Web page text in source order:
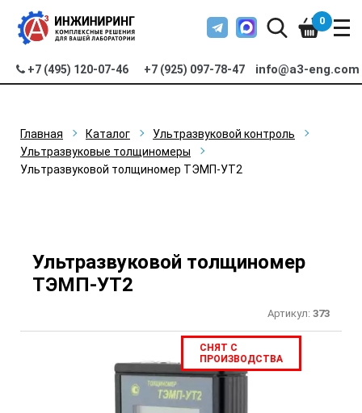
+7 (495) 120-07-46 +7 (925) 097-78-47 info@a3-eng.com
0
Главная Каталог
Ультразвуковой контроль
Ультразвуковые толщиномеры
Ультразвуковой толщиномер ТЭМП-УТ2
Ультразвуковой толщиномер
ТЭМП-УТ2
Артикул: 373
СНЯТ С
ПРОИЗВОДСТВА